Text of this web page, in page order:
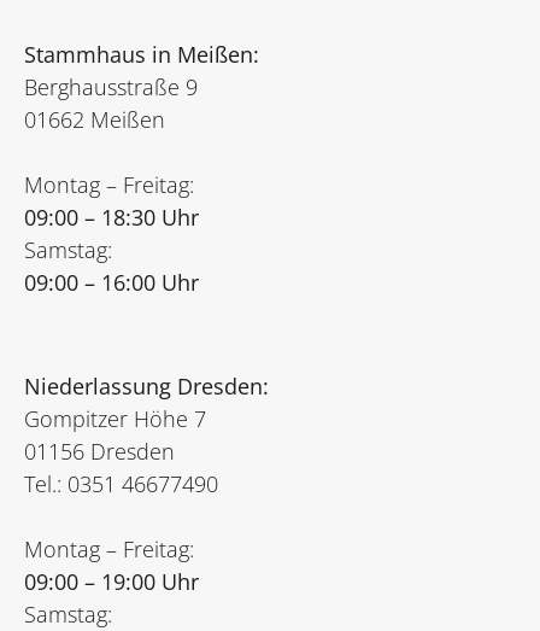
Stammhaus in Meißen:
Berghausstraße 9
01662 Meißen
Montag – Freitag:
09:00 – 18:30 Uhr
Samstag:
09:00 – 16:00 Uhr
Niederlassung Dresden:
Gompitzer Höhe 7
01156 Dresden
Tel.: 0351 46677490
Montag – Freitag:
09:00 – 19:00 Uhr
Samstag: